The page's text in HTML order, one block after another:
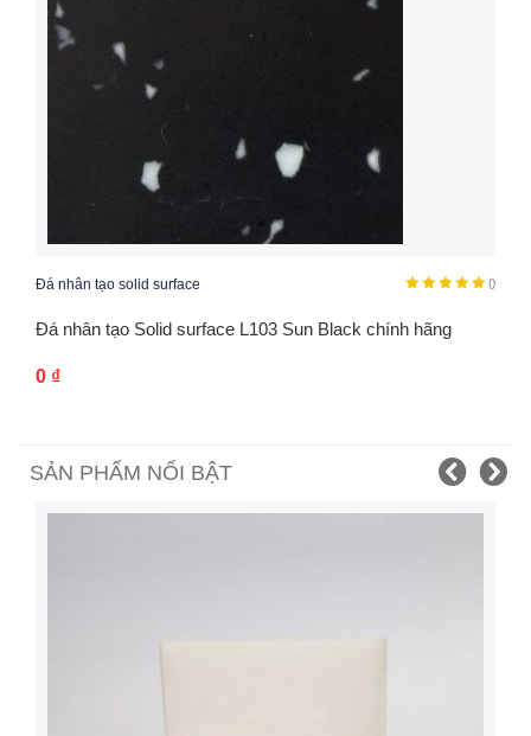
()
Đá nhân tạo solid surface
Đá nhân tạo Solid surface L103 Sun Black chính hãng
0 ₫
SẢN PHẨM NỔI BẬT